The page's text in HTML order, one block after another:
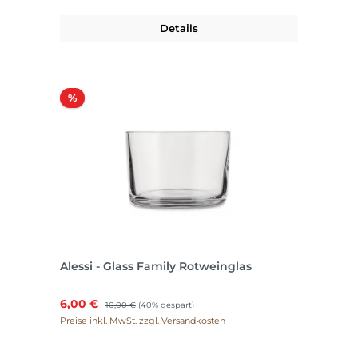
Details
%Rabatt
Alessi - Glass Family Rotweinglas
Verkaufspreis:
6,00 € Regulärer Preis:
10,00 € (40% gespart)
Preise inkl. MwSt. zzgl. Versandkosten